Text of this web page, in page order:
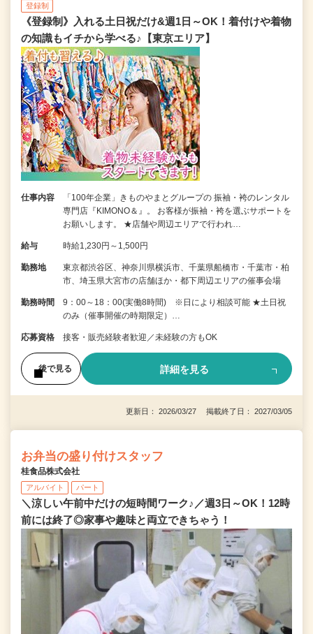
登録制
《登録制》入れる土日祝だけ&週1日～OK！着付けや着物
の知識もイチから学べる♪【東京エリア】
仕事内容
「100年企業」きものやまとグループの 振袖・袴のレンタル
専門店『KIMONO＆』。 お客様が振袖・袴を選ぶサポートを
お願いします。 ★店舗や周辺エリアで行われ…
給与 時給1,230円～1,500円
勤務地
東京都渋谷区、神奈川県横浜市、千葉県船橋市・千葉市・柏
市、埼玉県大宮市の店舗ほか・都下周辺エリアの催事会場
勤務時間
9：00～18：00(実働8時間) ※日により相談可能 ★土日祝
のみ（催事開催の時期限定）…
応募資格 接客・販売経験者歓迎／未経験の方もOK
後で見る 詳細を見る
更新日： 2026/03/27 掲載終了日： 2027/03/05
お弁当の盛り付けスタッフ
桂食品株式会社
アルバイト パート
＼涼しい午前中だけの短時間ワーク♪／週3日～OK！12時
前には終了◎家事や趣味と両立できちゃう！